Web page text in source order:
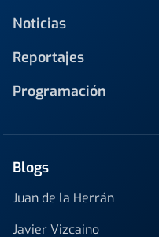
Noticias
Reportajes
Programación
Blogs
Juan de la Herrán
Javier Vizcaino